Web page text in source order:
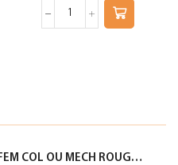
LILAS SHAMP EXT FEM COL OU MECH ROUGE 350ML